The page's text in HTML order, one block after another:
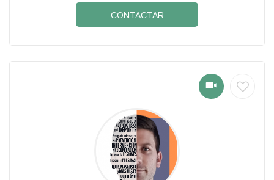
CONTACTAR